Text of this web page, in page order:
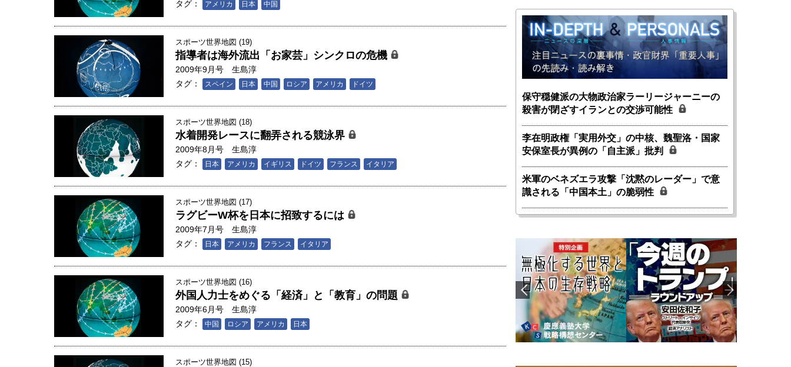
タグ：
アメリカ 日本 中国
スポーツ世界地図 (19)
指導者は海外流出「お家芸」シンクロの危機
2009年9月号
生島淳
タグ：
スペイン 日本 中国 ロシア アメリカ ドイツ
スポーツ世界地図 (18)
水着開発レースに翻弄される競泳界
2009年8月号
生島淳
タグ：
日本 アメリカ イギリス ドイツ フランス イタリア
スポーツ世界地図 (17)
ラグビーW杯を日本に招致するには
2009年7月号
生島淳
タグ：
日本 アメリカ フランス イタリア
スポーツ世界地図 (16)
外国人力士をめぐる「経済」と「教育」の問題
2009年6月号
生島淳
タグ：
中国 ロシア アメリカ 日本
スポーツ世界地図 (15)
保守穏健派の大物政治家ラーリージャーニーの
殺害が閉ざすイランとの交渉可能性
李在明政権「実用外交」の中核、魏聖洛・国家
安保室長が異例の「自主派」批判
米軍のベネズエラ攻撃「沈黙のレーダー」で意
識される「中国本土」の脆弱性